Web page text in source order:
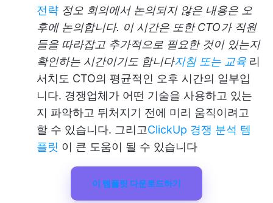
전략 정오 회의에서 논의되지 않은 내용은 오
후에 논의합니다. 이 시간은 또한 CTO가 직원
들을 따라잡고 추가적으로 필요한 것이 있는지
확인하는 시간이기도 합니다지침 또는 교육 리
서치도 CTO의 평균적인 오후 시간의 일부입
니다. 경쟁업체가 어떤 기술을 사용하고 있는
지 파악하고 뒤처지기 전에 미리 움직이려고
할 수 있습니다. 그리고ClickUp 경쟁 분석 템
플릿 이 큰 도움이 될 수 있습니다
이 템플릿 다운로드하기